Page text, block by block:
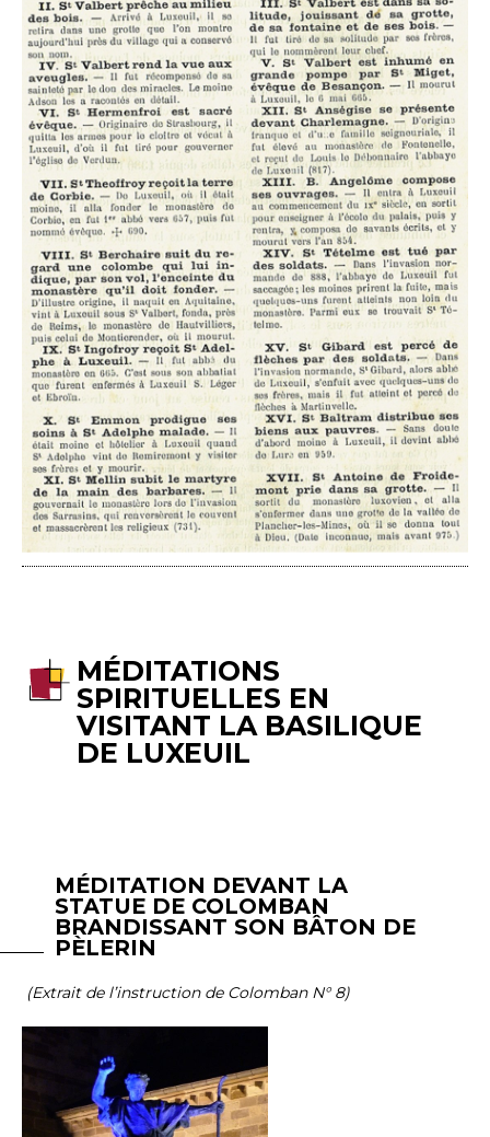
MÉDITATIONS
SPIRITUELLES EN
VISITANT LA BASILIQUE
DE LUXEUIL
MÉDITATION DEVANT LA
STATUE DE COLOMBAN
BRANDISSANT SON BÂTON DE
PÈLERIN
(Extrait de l’instruction de Colomban N° 8)